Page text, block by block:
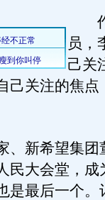
作
员，
己关
己关注的焦点
新希望集团
民大会堂，成
是最后一个。